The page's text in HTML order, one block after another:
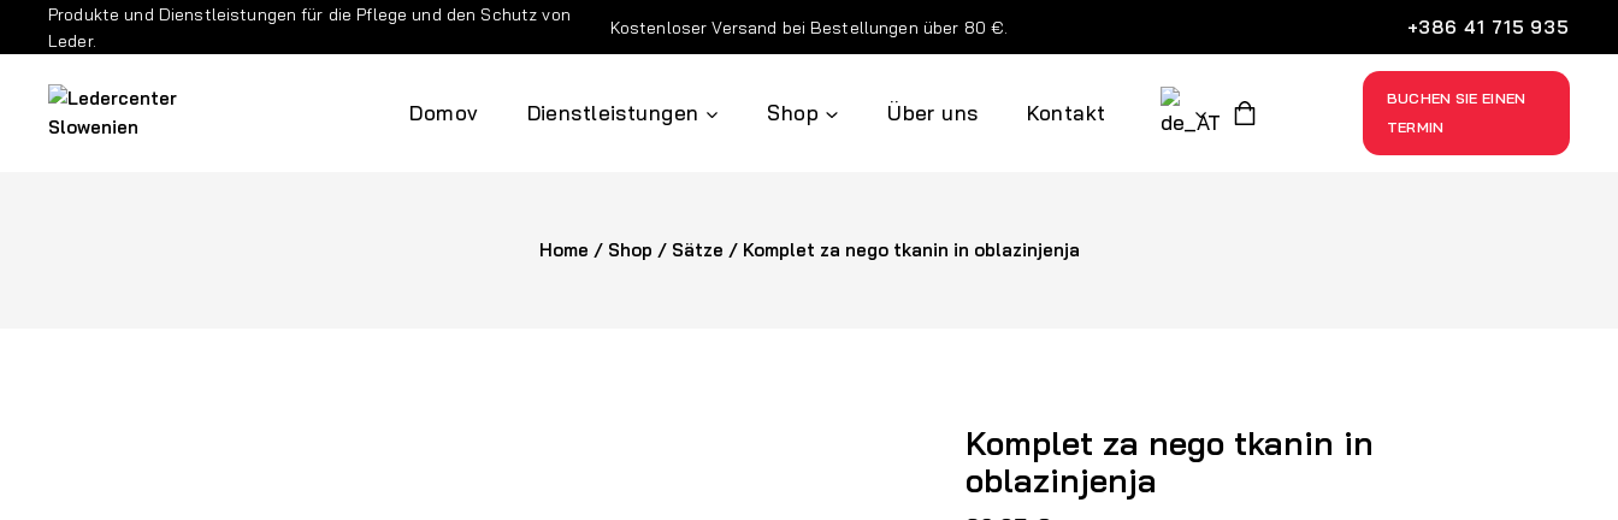
Produkte und Dienstleistungen für die Pflege und den Schutz von
Leder.
Kostenloser Versand bei Bestellungen über 80 €. +386 41 715 935
Domov Dienstleistungen Shop Über uns Kontakt
BUCHEN SIE EINEN
TERMIN
Home / Shop / Sätze / Komplet za nego tkanin in oblazinjenja
Komplet za nego tkanin in
oblazinjenja